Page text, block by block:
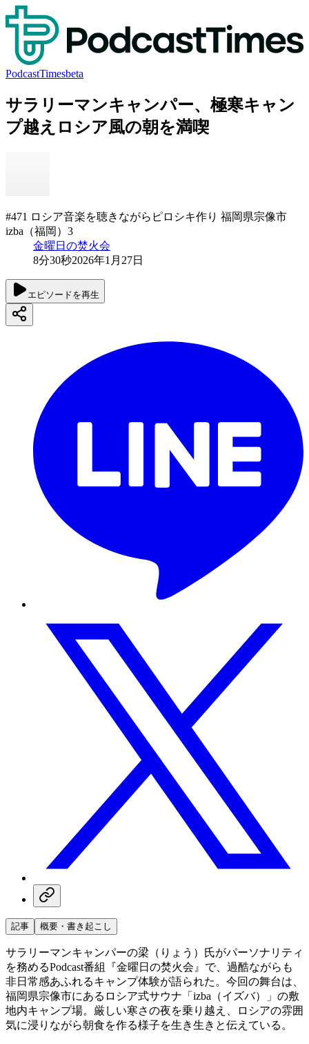
PodcastTimesbeta
サラリーマンキャンパー、極寒キャン
プ越えロシア風の朝を満喫
#471 ロシア音楽を聴きながらピロシキ作り 福岡県宗像市
izba（福岡）3
金曜日の焚火会
8分30秒2026年1月27日
エピソードを再生
記事 概要・書き起こし
サラリーマンキャンパーの梁（りょう）氏がパーソナリティ
を務めるPodcast番組『金曜日の焚火会』で、過酷ながらも
非日常感あふれるキャンプ体験が語られた。今回の舞台は、
福岡県宗像市にあるロシア式サウナ「izba（イズバ）」の敷
地内キャンプ場。厳しい寒さの夜を乗り越え、ロシアの雰囲
気に浸りながら朝食を作る様子を生き生きと伝えている。